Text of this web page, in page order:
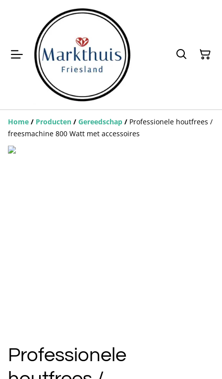
Home / Producten / Gereedschap / Professionele houtfrees /
freesmachine 800 Watt met accessoires
Professionele